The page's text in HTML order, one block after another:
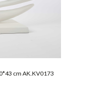
cm AK.KV0173